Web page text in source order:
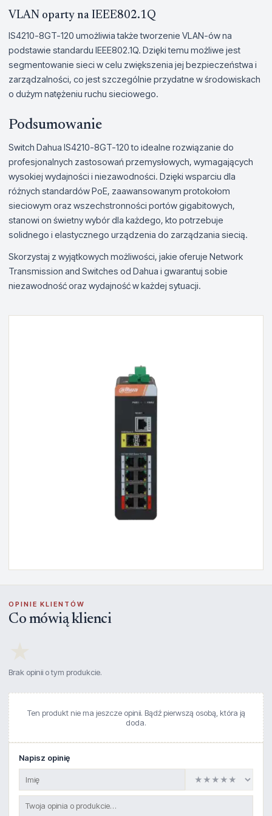
VLAN oparty na IEEE802.1Q
IS4210-8GT-120 umożliwia także tworzenie VLAN-ów na
podstawie standardu IEEE802.1Q. Dzięki temu możliwe jest
segmentowanie sieci w celu zwiększenia jej bezpieczeństwa i
zarządzalności, co jest szczególnie przydatne w środowiskach
o dużym natężeniu ruchu sieciowego.
Podsumowanie
Switch Dahua IS4210-8GT-120 to idealne rozwiązanie do
profesjonalnych zastosowań przemysłowych, wymagających
wysokiej wydajności i niezawodności. Dzięki wsparciu dla
różnych standardów PoE, zaawansowanym protokołom
sieciowym oraz wszechstronności portów gigabitowych,
stanowi on świetny wybór dla każdego, kto potrzebuje
solidnego i elastycznego urządzenia do zarządzania siecią.
Skorzystaj z wyjątkowych możliwości, jakie oferuje Network
Transmission and Switches od Dahua i gwarantuj sobie
niezawodność oraz wydajność w każdej sytuacji.
OPINIE KLIENTÓW
Co mówią klienci
Brak opinii o tym produkcie.
Ten produkt nie ma jeszcze opinii. Bądź pierwszą osobą, która ją
doda.
Napisz opinię